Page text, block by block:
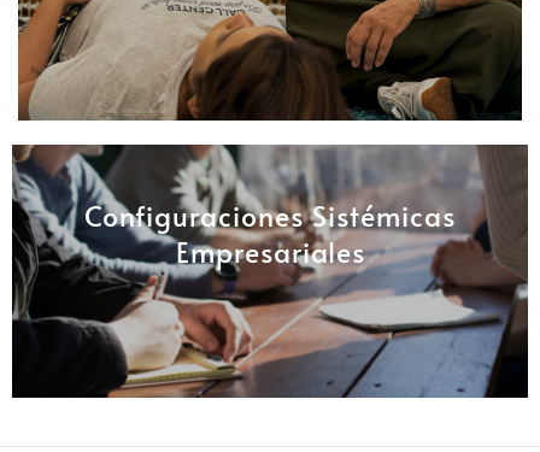
Configuraciones Sistémicas
Empresariales